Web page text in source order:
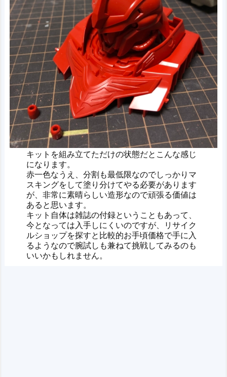
キットを組み立てただけの状態だとこんな感じ
になります。
赤一色なうえ、分割も最低限なのでしっかりマ
スキングをして塗り分けてやる必要があります
が、非常に素晴らしい造形なので頑張る価値は
あると思います。
キット自体は雑誌の付録ということもあって、
今となっては入手しにくいのですが、リサイク
ルショップを探すと比較的お手頃価格で手に入
るようなので腕試しも兼ねて挑戦してみるのも
いいかもしれません。